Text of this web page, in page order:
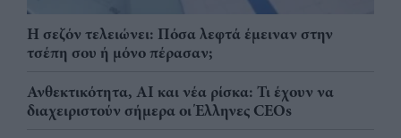
Η σεζόν τελειώνει: Πόσα λεφτά έμειναν στην
τσέπη σου ή μόνο πέρασαν;
Ανθεκτικότητα, AI και νέα ρίσκα: Τι έχουν να
διαχειριστούν σήμερα οι Έλληνες CEOs